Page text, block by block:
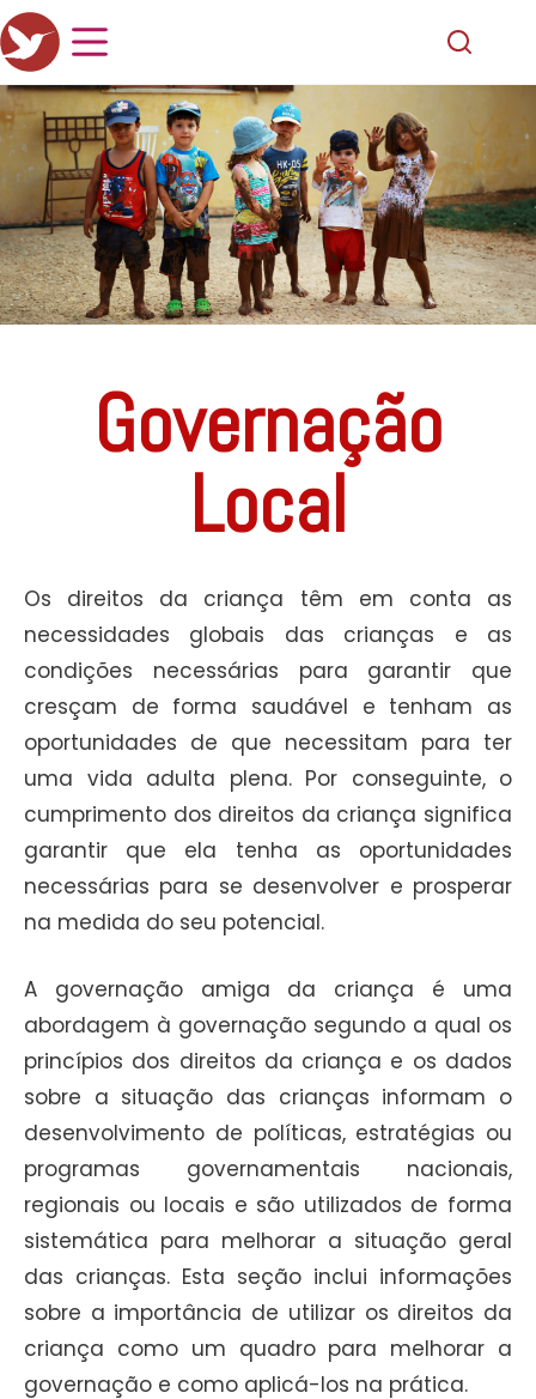
Governação
Local
Os direitos da criança têm em conta as
necessidades globais das crianças e as
condições necessárias para garantir que
cresçam de forma saudável e tenham as
oportunidades de que necessitam para ter
uma vida adulta plena. Por conseguinte, o
cumprimento dos direitos da criança significa
garantir que ela tenha as oportunidades
necessárias para se desenvolver e prosperar
na medida do seu potencial.
A governação amiga da criança é uma
abordagem à governação segundo a qual os
princípios dos direitos da criança e os dados
sobre a situação das crianças informam o
desenvolvimento de políticas, estratégias ou
programas governamentais nacionais,
regionais ou locais e são utilizados de forma
sistemática para melhorar a situação geral
das crianças. Esta seção inclui informações
sobre a importância de utilizar os direitos da
criança como um quadro para melhorar a
governação e como aplicá-los na prática.